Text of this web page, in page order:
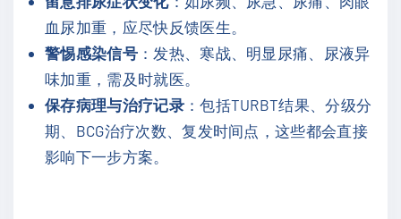
血尿加重，应尽快反馈医生。
警惕感染信号：发热、寒战、明显尿痛、尿液异
味加重，需及时就医。
保存病理与治疗记录：包括TURBT结果、分级分
期、BCG治疗次数、复发时间点，这些都会直接
影响下一步方案。